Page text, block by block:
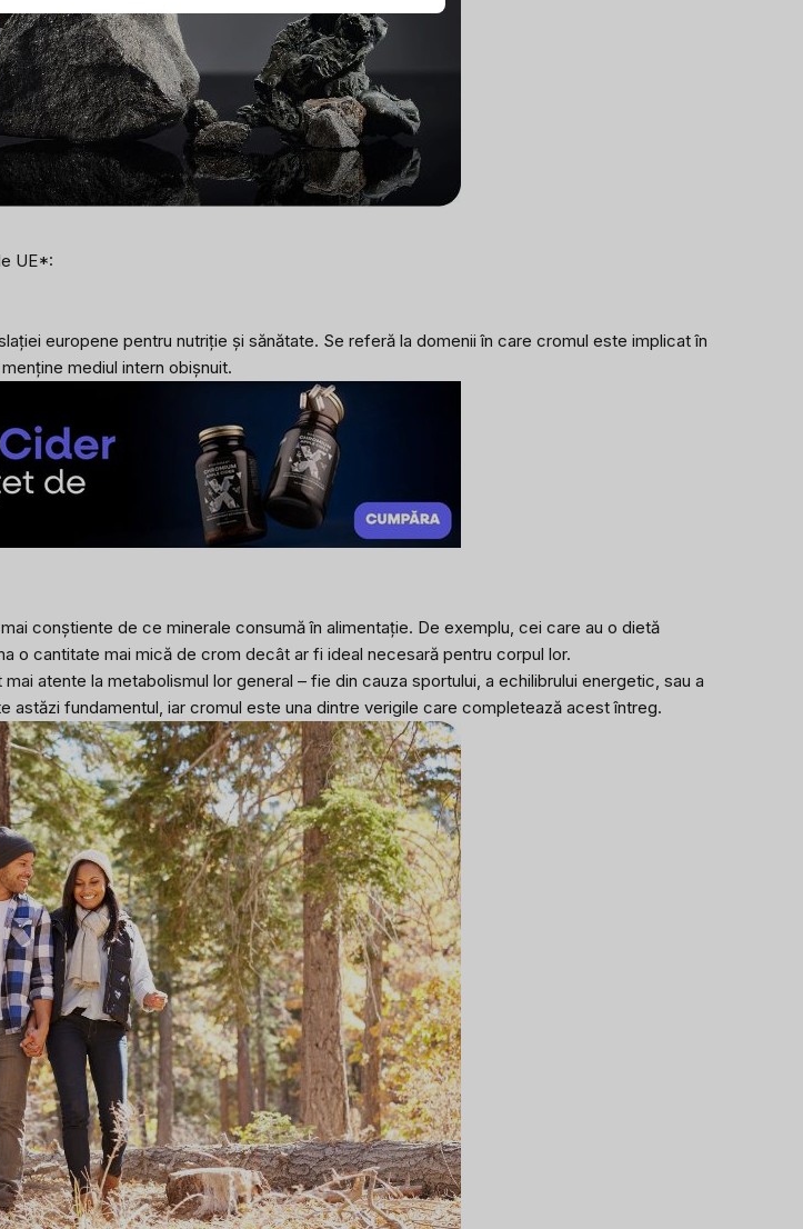
UE*:
europene pentru nutriție și sănătate. Se referă la domenii în care cromul este implicat în
mediul intern obișnuit.
conștiente de ce minerale consumă în alimentație. De exemplu, cei care au o dietă
o cantitate mai mică de crom decât ar fi ideal necesară pentru corpul lor.
atente la metabolismul lor general – fie din cauza sportului, a echilibrului energetic, sau a
fundamentul, iar cromul este una dintre verigile care completează acest întreg.